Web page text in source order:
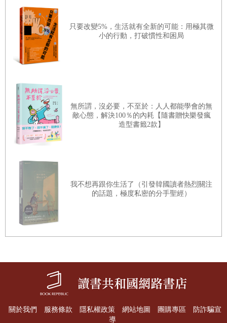
「活著」等於「相信別人」
尋找「夢想」之前
打造「健康心靈」的守則
一點一滴接納過去的自己
珍惜每一天的「好心情」
承認這一點，就再也不害怕
意識「感恩的心」
脫下「心靈盔甲」
結語──答案很簡單。「找到」後，一切煥然一新
只顧著自捧，但其實就像是在詢問別人「你覺得我這個人
怎麼樣？」。完全只想到自己，把別人晾在一邊。
自戀者不清楚自己的定位。他們不知道自己在對方心裡的
地位。
寫信的時候，自戀者整篇都在寫自己的事，而他本人認為
這就是所謂的溝通。
明明自己對華麗的事物情有獨鍾，嘴巴上卻嘲諷雍容華貴
的人「低俗」。
說別人壞話，是因為希望別人覺得自己與眾不同。
並且，一旦別人對他們吹噓的話不感興趣，就會露出不悅
神情。不和他們同仇敵愾，也會生氣。只要稍微一言不合
就變臉的人，都可視為自戀者。
尤其，自戀者非常玻璃心，且容易挑起憤怒情緒。總之，
自戀者不管別人有沒有在聽，都逕自滔滔不絕，因此要他
們聽「別人說話」更是難上加難。
只要改變5%，生活就有全新的可能：用極其微
小的行動，打破慣性和困局
無所謂，沒必要，不至於：人人都能學會的無
敵心態，解決100％的內耗【隨書贈快樂發瘋
造型書籤2款】
我不想再跟你生活了（引發韓國讀者熱烈關注
的話題，極度私密的分手聖經）
關於我們 服務條款 隱私權政策 網站地圖 團購專區
防詐騙宣
導